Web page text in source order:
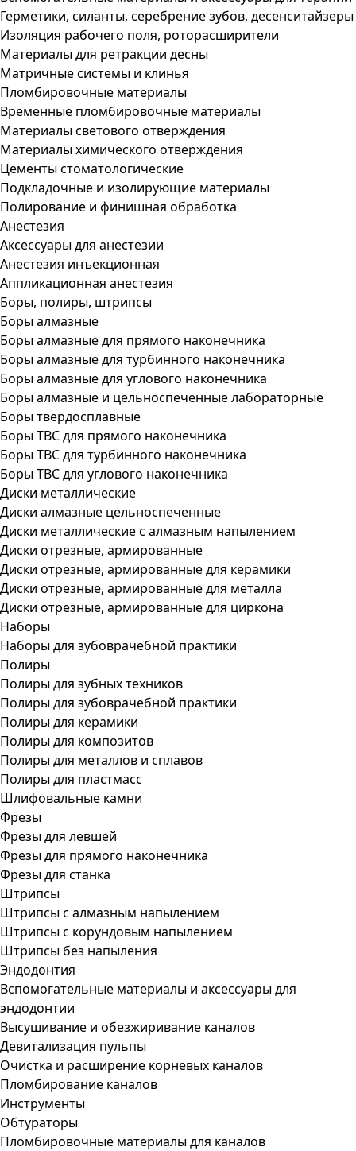
Герметики, силанты, серебрение зубов, десенситайзеры
Изоляция рабочего поля, роторасширители
Материалы для ретракции десны
Матричные системы и клинья
Пломбировочные материалы
Временные пломбировочные материалы
Материалы светового отверждения
Материалы химического отверждения
Цементы стоматологические
Подкладочные и изолирующие материалы
Полирование и финишная обработка
Анестезия
Аксессуары для анестезии
Анестезия инъекционная
Аппликационная анестезия
Боры, полиры, штрипсы
Боры алмазные
Боры алмазные для прямого наконечника
Боры алмазные для турбинного наконечника
Боры алмазные для углового наконечника
Боры алмазные и цельноспеченные лабораторные
Боры твердосплавные
Боры ТВС для прямого наконечника
Боры ТВС для турбинного наконечника
Боры ТВС для углового наконечника
Диски металлические
Диски алмазные цельноспеченные
Диски металлические с алмазным напылением
Диски отрезные, армированные
Диски отрезные, армированные для керамики
Диски отрезные, армированные для металла
Диски отрезные, армированные для циркона
Наборы
Наборы для зубоврачебной практики
Полиры
Полиры для зубных техников
Полиры для зубоврачебной практики
Полиры для керамики
Полиры для композитов
Полиры для металлов и сплавов
Полиры для пластмасс
Шлифовальные камни
Фрезы
Фрезы для левшей
Фрезы для прямого наконечника
Фрезы для станка
Штрипсы
Штрипсы c алмазным напылением
Штрипсы c корундовым напылением
Штрипсы без напыления
Эндодонтия
Вспомогательные материалы и аксессуары для
эндодонтии
Высушивание и обезжиривание каналов
Девитализация пульпы
Очистка и расширение корневых каналов
Пломбирование каналов
Инструменты
Обтураторы
Пломбировочные материалы для каналов